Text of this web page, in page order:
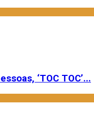
‘TOC TOC’...